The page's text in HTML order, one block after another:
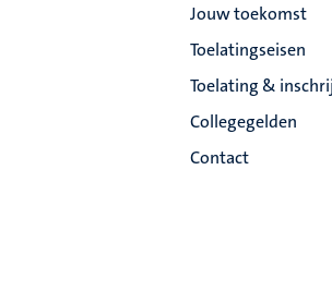
Jouw toekomst
Toelatingseisen
Toelating &
Collegegelden
Contact